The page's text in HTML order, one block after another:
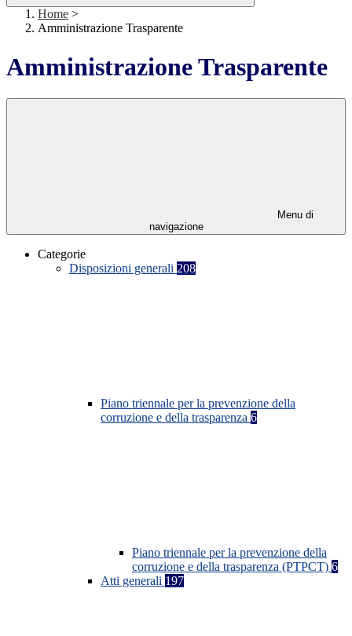
Home >
Amministrazione Trasparente
Amministrazione Trasparente
Menu di
navigazione
Categorie
Disposizioni generali 208
Piano triennale per la prevenzione della
corruzione e della trasparenza 6
Piano triennale per la prevenzione della
corruzione e della trasparenza (PTPCT) 6
Atti generali 197